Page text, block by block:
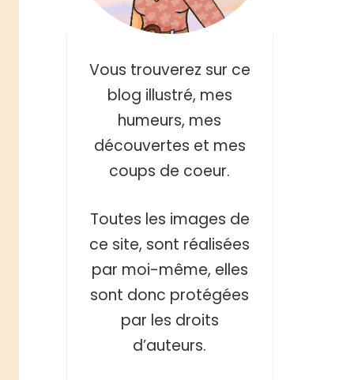
Vous trouverez sur ce
blog illustré, mes
humeurs, mes
découvertes et mes
coups de coeur.
Toutes les images de
ce site, sont réalisées
par moi-même, elles
sont donc protégées
par les droits
d’auteurs.